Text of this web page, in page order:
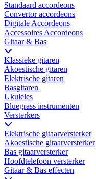
Standaard accordeons
Convertor accordeons
Digitale Accordeons
Accessoires Accordeons
Gitaar & Bas
Klassieke gitaren
Akoestische gitaren
Elektrische gitaren
Basgitaren
Ukuleles
Bluegrass instrumenten
Versterkers
Elektrische gitaarversterker
Akoestische gitaarversterker
Bas gitaarversterker
Hoofdtelefoon versterker
Gitaar & Bas effecten